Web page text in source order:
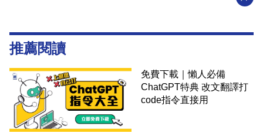
推薦閱讀
免費下載｜懶人必備
ChatGPT特典 改文翻譯打
code指令直接用